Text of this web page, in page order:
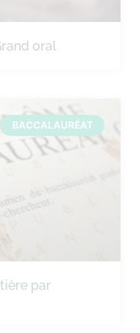
oral
BACCALAURÉAT
par